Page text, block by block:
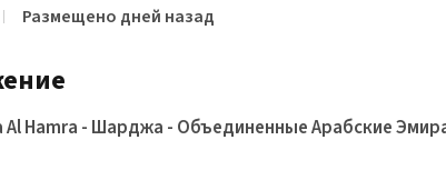
Размещено дней назад
Al Hamra - Шарджа - Объединенные Арабские